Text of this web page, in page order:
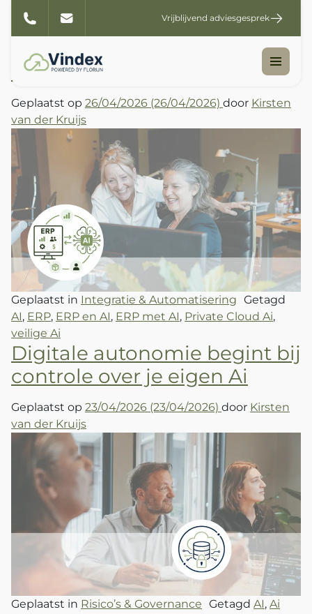
Vrijblijvend adviesgesprek
Tag:AI
Wat er gebeurt als Vindex je
ERP ‘begrijpt’?
Geplaatst op 26/04/2026 (26/04/2026) door Kirsten
van der Kruijs
Geplaatst in Integratie & Automatisering Getagd
AI, ERP, ERP en AI, ERP met AI, Private Cloud Ai,
veilige Ai
Digitale autonomie begint bij
controle over je eigen Ai
Geplaatst op 23/04/2026 (23/04/2026) door Kirsten
van der Kruijs
Geplaatst in Risico’s & Governance Getagd AI, Ai